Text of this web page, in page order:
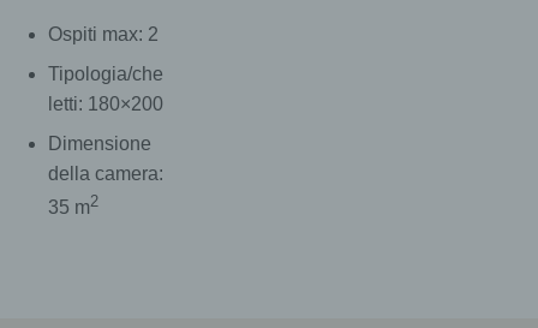
Ospiti max: 2
Tipologia/che
letti: 180×200
Dimensione
della camera:
35 m2